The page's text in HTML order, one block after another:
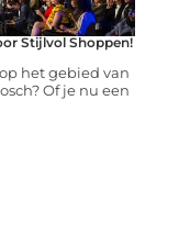
Stijlvol Shoppen!
het gebied van
Of je nu een